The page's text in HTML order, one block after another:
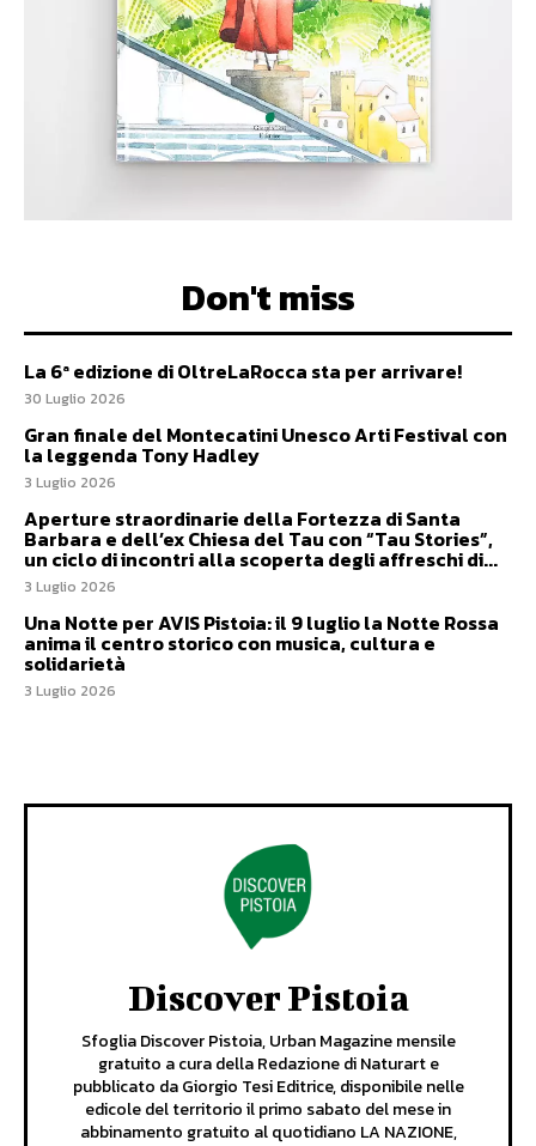
Don't miss
La 6ª edizione di OltreLaRocca sta per arrivare!
30 Luglio 2026
Gran finale del Montecatini Unesco Arti Festival con
la leggenda Tony Hadley
3 Luglio 2026
Aperture straordinarie della Fortezza di Santa
Barbara e dell’ex Chiesa del Tau con “Tau Stories”,
un ciclo di incontri alla scoperta degli affreschi di...
3 Luglio 2026
Una Notte per AVIS Pistoia: il 9 luglio la Notte Rossa
anima il centro storico con musica, cultura e
solidarietà
3 Luglio 2026
Discover Pistoia
Sfoglia Discover Pistoia, Urban Magazine mensile
gratuito a cura della Redazione di Naturart e
pubblicato da Giorgio Tesi Editrice, disponibile nelle
edicole del territorio il primo sabato del mese in
abbinamento gratuito al quotidiano LA NAZIONE,